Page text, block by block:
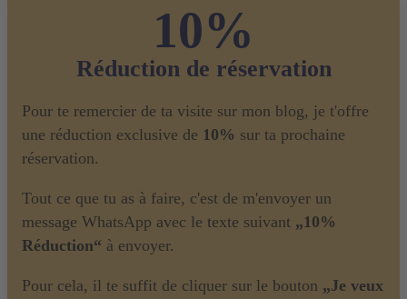
10%
Réduction de réservation
Pour te remercier de ta visite sur mon blog, je t'offre
une réduction exclusive de 10% sur ta prochaine
réservation.
Tout ce que tu as à faire, c'est de m'envoyer un
message WhatsApp avec le texte suivant „10%
Réduction“ à envoyer.
Pour cela, il te suffit de cliquer sur le bouton „Je veux